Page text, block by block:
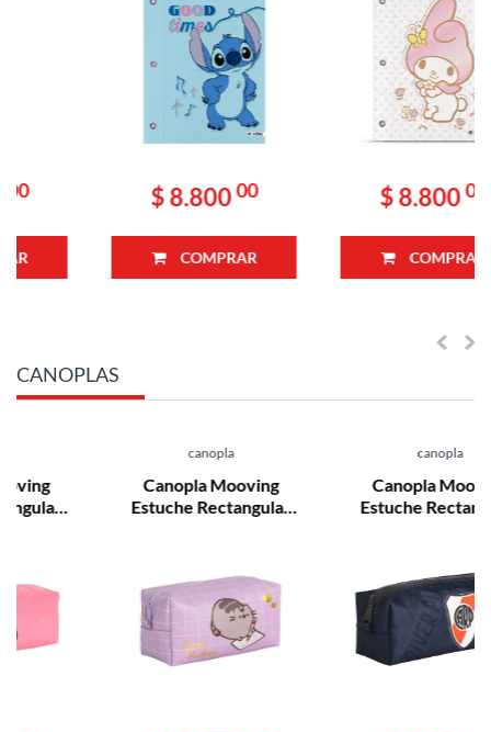
$ 8.800 00
COMPRAR
$ 8.800 00
COMPRAR
CANOPLAS
Canopla Mooving
Estuche Rectangular
Canopla Mooving
Estuche Rectangular